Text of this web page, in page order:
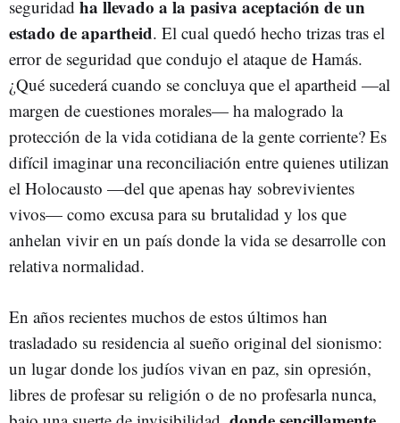
seguridad ha llevado a la pasiva aceptación de un
estado de apartheid. El cual quedó hecho trizas tras el
error de seguridad que condujo el ataque de Hamás.
¿Qué sucederá cuando se concluya que el apartheid —al
margen de cuestiones morales— ha malogrado la
protección de la vida cotidiana de la gente corriente? Es
difícil imaginar una reconciliación entre quienes utilizan
el Holocausto —del que apenas hay sobrevivientes
vivos— como excusa para su brutalidad y los que
anhelan vivir en un país donde la vida se desarrolle con
relativa normalidad.
En años recientes muchos de estos últimos han
trasladado su residencia al sueño original del sionismo:
un lugar donde los judíos vivan en paz, sin opresión,
libres de profesar su religión o de no profesarla nunca,